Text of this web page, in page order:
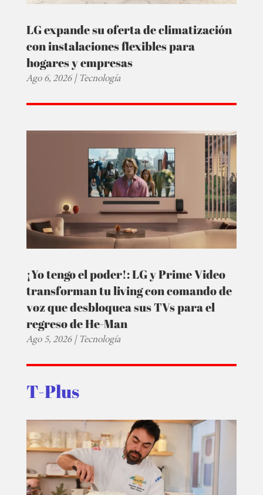
LG expande su oferta de climatización
con instalaciones flexibles para
hogares y empresas
Ago 6, 2026|Tecnología
¡Yo tengo el poder!: LG y Prime Video
transforman tu living con comando de
voz que desbloquea sus TVs para el
regreso de He-Man
Ago 5, 2026|Tecnología
T-Plus